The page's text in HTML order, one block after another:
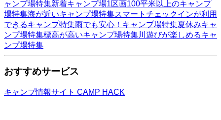
ャンプ場特集新着キャンプ場1区画100平米以上のキャンプ
場特集海が近いキャンプ場特集スマートチェックインが利用
できるキャンプ特集雨でも安心！キャンプ場特集夏休みキャ
ンプ場特集標高が高いキャンプ場特集川遊びが楽しめるキャ
ンプ場特集
おすすめサービス
キャンプ情報サイト CAMP HACK